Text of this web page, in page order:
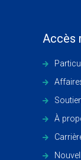
Accès
À